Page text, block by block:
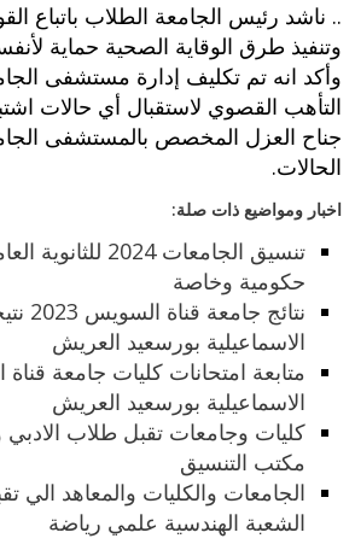
.. ناشد رئيس الجامعة الطلاب باتباع
وتنفيذ طرق الوقاية الصحية حماية
وأكد انه تم تكليف إدارة مستشفى
التأهب القصوي لاستقبال أي حالات
جناح العزل المخصص بالمستشفى
الحالات.
اخبار ومواضيع ذات صلة:
تنسيق الجامعات 2024
حكومية وخاصة
نتائج جامعة
الاسماعيلية بورسعيد العريش
متابعة امتحانات كليات جامعة
الاسماعيلية بورسعيد العريش
كليات وجامعات تقبل طلاب
مكتب التنسيق
الجامعات والكليات والمعاهد الي
الشعبة الهندسية علمي رياضة